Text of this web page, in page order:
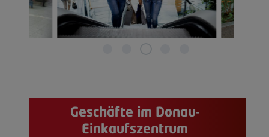
Geschäfte im Donau-
Einkaufszentrum